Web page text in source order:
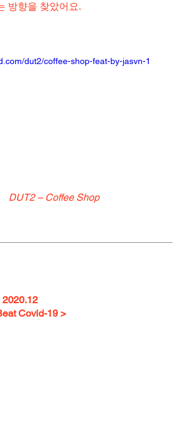
방향을 찾았어요.
dut2/coffee-shop-feat-by-jasvn-1
DUT2 – Coffee Shop
2020.12
Covid-19 >